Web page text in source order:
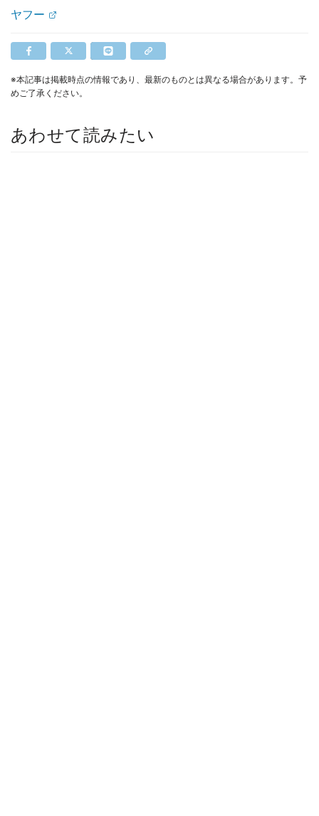
ヤフー
※本記事は掲載時点の情報であり、最新のものとは異なる場合があります。予
めご了承ください。
あわせて読みたい